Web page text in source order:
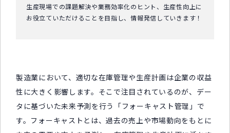
生産現場での課題解決や業務効率化のヒント、生産性向上に
お役立ていただけることを目指し、情報発信していきます！
製造業において、適切な在庫管理や生産計画は企業の収益
性に大きく影響します。そこで注目されているのが、デー
タに基づいた未来予測を行う「フォーキャスト管理」で
す。フォーキャストとは、過去の売上や市場動向をもとに